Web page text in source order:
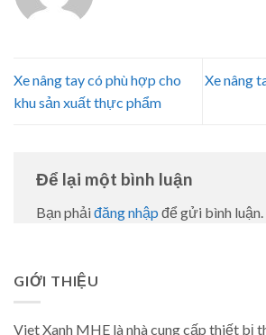
Xe nâng tay có phù hợp cho
khu sản xuất thực phẩm
Xe nâng
Để lại một bình luận
Bạn phải đăng nhập để gửi bình luận.
GIỚI THIỆU
Viet Xanh MHE là nhà cung cấp thiết bị